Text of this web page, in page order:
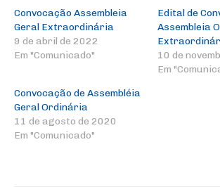
Convocação Assembleia
Geral Extraordinária
9 de abril de 2022
Em "Comunicado"
Edital de
Assembleia
10 de
Em
Convocação de Assembléia
Geral Ordinária
11 de agosto de 2020
Em "Comunicado"